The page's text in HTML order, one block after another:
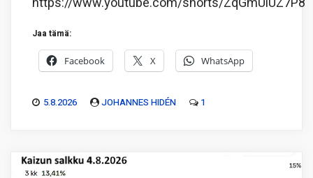
Jaa tämä:
Facebook X WhatsApp
5.8.2026 JOHANNES HIDÉN 1